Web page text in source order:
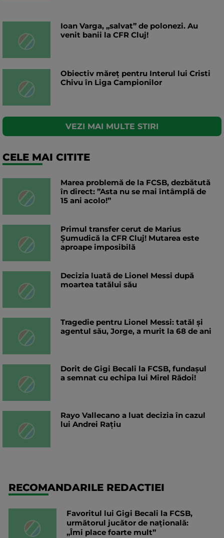
Ioan Varga, „salvat” de polonezi. Au
venit banii la CFR Cluj!
Obiectiv măreț pentru Interul lui Cristi
Chivu în Liga Campionilor
VEZI MAI MULTE STIRI
CELE MAI CITITE
Marea problemă de la FCSB, dezbătută
în direct: ”Asta nu se mai întâmplă de
15 ani acolo!”
Primul transfer cerut de Marius
Șumudică la CFR Cluj! Mutarea este
aproape imposibilă
Decizia luată de Lionel Messi după
moartea tatălui său
Tragedie pentru Lionel Messi: tatăl și
agentul său, Jorge, a murit la 68 de ani
Dorit de Gigi Becali la FCSB, fundașul
a semnat cu echipa lui Mirel Rădoi!
Rayo Vallecano a luat decizia în cazul
lui Andrei Rațiu
RECOMANDARILE REDACTIEI
Favoritul lui Gigi Becali la FCSB,
următorul jucător de națională:
„Îmi place foarte mult”